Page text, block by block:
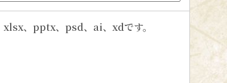
、pptx、psd、ai、xdです。